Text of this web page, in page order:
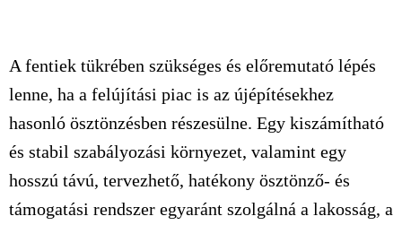
A fentiek tükrében szükséges és előremutató lépés
lenne, ha a felújítási piac is az újépítésekhez
hasonló ösztönzésben részesülne. Egy kiszámítható
és stabil szabályozási környezet, valamint egy
hosszú távú, tervezhető, hatékony ösztönző- és
támogatási rendszer egyaránt szolgálná a lakosság, a